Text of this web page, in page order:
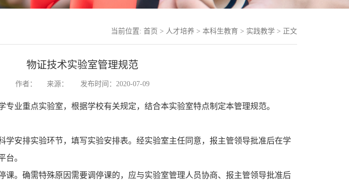
当前位置: 首页 > 人才培养 > 本科生教育 > 实践教学 > 正文
物证技术实验室管理规范
作者： 来源： 发布时间：2020-07-09
专业重点实验室，根据学校有关规定，结合本实验室特点制定本管理规范。
学安排实验环节，填写实验安排表。经实验室主任同意，报主管领导批准后在学
台。
课。确需特殊原因需要调停课的，应与实验室管理人员协商、报主管领导批准后